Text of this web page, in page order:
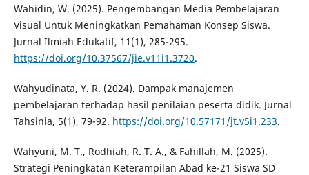
Wahidin, W. (2025). Pengembangan Media Pembelajaran
Visual Untuk Meningkatkan Pemahaman Konsep Siswa.
Jurnal Ilmiah Edukatif, 11(1), 285-295.
https://doi.org/10.37567/jie.v11i1.3720.
Wahyudinata, Y. R. (2024). Dampak manajemen
pembelajaran terhadap hasil penilaian peserta didik. Jurnal
Tahsinia, 5(1), 79-92. https://doi.org/10.57171/jt.v5i1.233.
Wahyuni, M. T., Rodhiah, R. T. A., & Fahillah, M. (2025).
Strategi Peningkatan Keterampilan Abad ke-21 Siswa SD